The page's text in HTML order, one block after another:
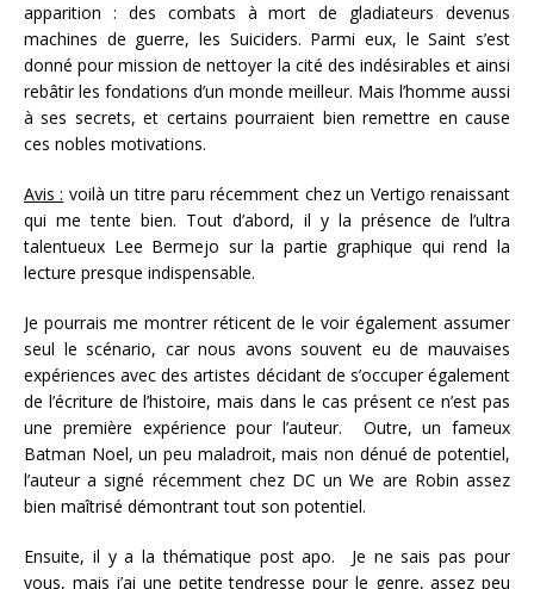
apparition : des combats à mort de gladiateurs devenus
machines de guerre, les Suiciders. Parmi eux, le Saint s’est
donné pour mission de nettoyer la cité des indésirables et ainsi
rebâtir les fondations d’un monde meilleur. Mais l’homme aussi
à ses secrets, et certains pourraient bien remettre en cause
ces nobles motivations.
Avis : voilà un titre paru récemment chez un Vertigo renaissant
qui me tente bien. Tout d’abord, il y la présence de l’ultra
talentueux Lee Bermejo sur la partie graphique qui rend la
lecture presque indispensable.
Je pourrais me montrer réticent de le voir également assumer
seul le scénario, car nous avons souvent eu de mauvaises
expériences avec des artistes décidant de s’occuper également
de l’écriture de l’histoire, mais dans le cas présent ce n’est pas
une première expérience pour l’auteur. Outre, un fameux
Batman Noel, un peu maladroit, mais non dénué de potentiel,
l’auteur a signé récemment chez DC un We are Robin assez
bien maîtrisé démontrant tout son potentiel.
Ensuite, il y a la thématique post apo. Je ne sais pas pour
vous, mais j’ai une petite tendresse pour le genre, assez peu